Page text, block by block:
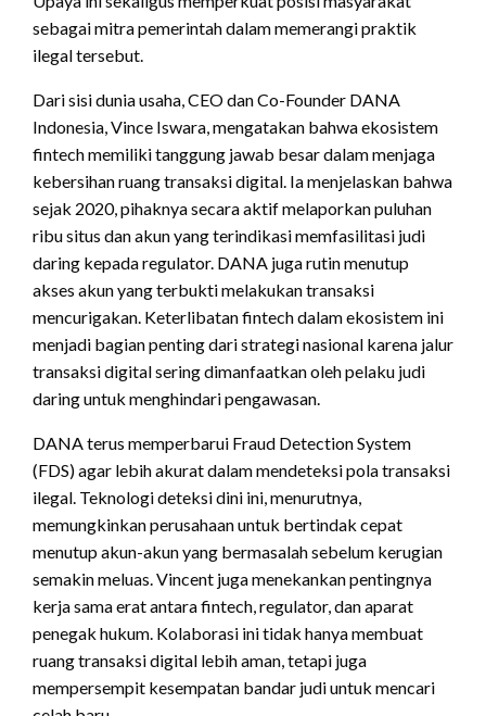
sebagai mitra pemerintah dalam memerangi praktik
ilegal tersebut.
Dari sisi dunia usaha, CEO dan Co-Founder DANA
Indonesia, Vince Iswara, mengatakan bahwa ekosistem
fintech memiliki tanggung jawab besar dalam menjaga
kebersihan ruang transaksi digital. Ia menjelaskan bahwa
sejak 2020, pihaknya secara aktif melaporkan puluhan
ribu situs dan akun yang terindikasi memfasilitasi judi
daring kepada regulator. DANA juga rutin menutup
akses akun yang terbukti melakukan transaksi
mencurigakan. Keterlibatan fintech dalam ekosistem ini
menjadi bagian penting dari strategi nasional karena jalur
transaksi digital sering dimanfaatkan oleh pelaku judi
daring untuk menghindari pengawasan.
DANA terus memperbarui Fraud Detection System
(FDS) agar lebih akurat dalam mendeteksi pola transaksi
ilegal. Teknologi deteksi dini ini, menurutnya,
memungkinkan perusahaan untuk bertindak cepat
menutup akun-akun yang bermasalah sebelum kerugian
semakin meluas. Vincent juga menekankan pentingnya
kerja sama erat antara fintech, regulator, dan aparat
penegak hukum. Kolaborasi ini tidak hanya membuat
ruang transaksi digital lebih aman, tetapi juga
mempersempit kesempatan bandar judi untuk mencari